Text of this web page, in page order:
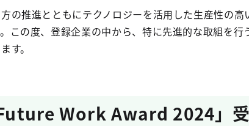
の推進とともにテクノロジーを活用した生産性の
この度、登録企業の中から、特に先進的な取組
す。
Work Award 2024」